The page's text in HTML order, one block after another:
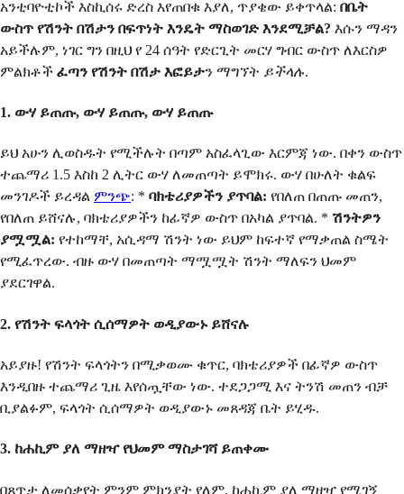
አንቲባዮቲኮች እስኪሰሩ ድረስ እየጠበቁ እያለ, ጥያቄው ይቀጥላል: በቤት
ውስጥ የሽንት በሽታን በፍጥነት እንዴት ማስወገድ እንደሚቻል? እሱን ማዳን
አይችሉም, ነገር ግን በዚህ የ 24 ሰዓት የድርጊት መርሃ ግብር ውስጥ ለእርስዎ
ምልክቶች ፈጣን የሽንት በሽታ እፎይታን ማግኘት ይችላሉ.
1. ውሃ ይጠጡ, ውሃ ይጠጡ, ውሃ ይጠጡ
ይህ አሁን ሊወስዱት የሚችሉት በጣም አስፈላጊው እርምጃ ነው. በቀን ውስጥ
ተጨማሪ 1.5 እስከ 2 ሊትር ውሃ ለመጠጣት ይሞክሩ. ውሃ በሁለት ቁልፍ
መንገዶች ይረዳል ምንጭ: * ባክቴሪያዎችን ያጥባል: የበለጠ በጠጡ መጠን,
የበለጠ ይሸናሉ, ባክቴሪያዎችን ከፊኛዎ ውስጥ በአካል ያጥባል. * ሽንትዎን
ያሟሟል: የተከማቸ, አሲዳማ ሽንት ነው ይህም ከፍተኛ የማቃጠል ስሜት
የሚፈጥረው. ብዙ ውሃ በመጠጣት ማሟሟት ሽንት ማለፍን ህመም
ያደርገዋል.
2. የሽንት ፍላጎት ሲሰማዎት ወዲያውኑ ይሸናሉ
አይያዙ! የሽንት ፍላጎትን በሚቃወሙ ቁጥር, ባክቴሪያዎች በፊኛዎ ውስጥ
እንዲበዙ ተጨማሪ ጊዜ እየሰጧቸው ነው. ተደጋጋሚ እና ትንሽ መጠን ብቻ
ቢያልፉም, ፍላጎት ሲሰማዎት ወዲያውኑ መጸዳጃ ቤት ይሂዱ.
3. ከሐኪም ያለ ማዘዣ የህመም ማስታገሻ ይጠቀሙ
በጸጥታ ለመሰቃየት ምንም ምክንያት የለም. ከሐኪም ያለ ማዘዣ የሚገኝ